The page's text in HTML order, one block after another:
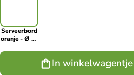
Serveerbord
oranje - Ø 15
In